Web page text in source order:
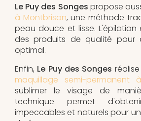
Le Puy des Songes propose
à Montbrison, une méthode
peau douce et lisse.
des produits de qualité pour
optimal.
Enfin, Le Puy des Songes
maquillage semi-permanent
sublimer le visage de
technique permet
impeccables et naturels pour